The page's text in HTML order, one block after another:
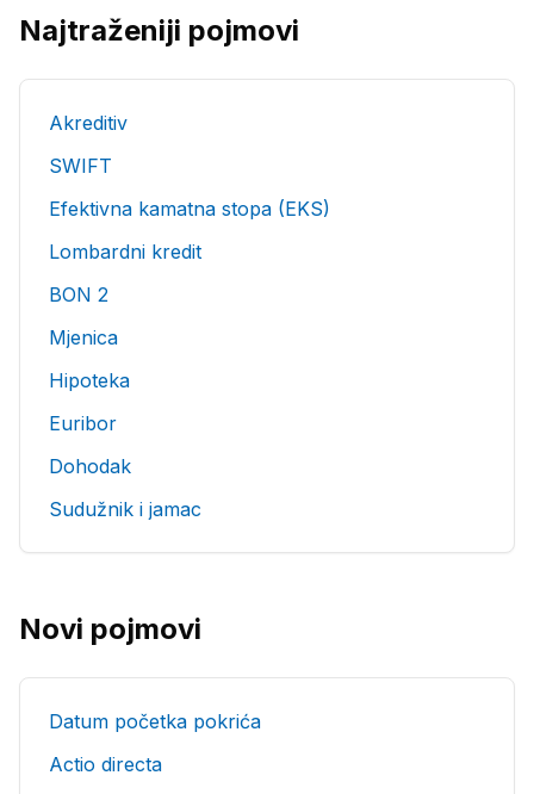
Najtraženiji pojmovi
Akreditiv
SWIFT
Efektivna kamatna stopa (EKS)
Lombardni kredit
BON 2
Mjenica
Hipoteka
Euribor
Dohodak
Sudužnik i jamac
Novi pojmovi
Datum početka pokrića
Actio directa